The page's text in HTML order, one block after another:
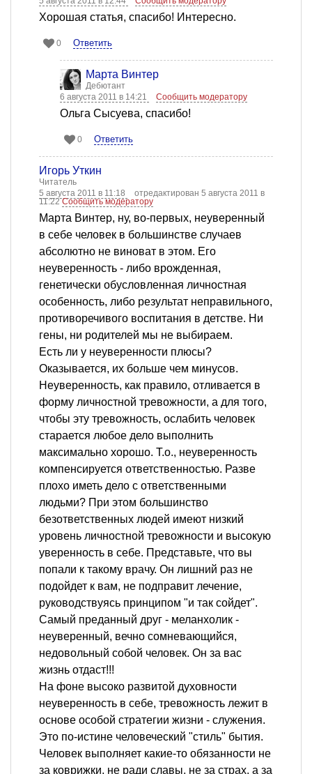
Хорошая статья, спасибо! Интересно.
0 Ответить
Марта Винтер
Дебютант
6 августа 2011 в 14:21
Сообщить модератору
Ольга Сысуева, спасибо!
0 Ответить
Игорь Уткин
Читатель
5 августа 2011 в 11:18
отредактирован 5 августа 2011 в
11:22Сообщить модератору
Марта Винтер, ну, во-первых, неуверенный
в себе человек в большинстве случаев
абсолютно не виноват в этом. Его
неуверенность - либо врожденная,
генетически обусловленная личностная
особенность, либо результат неправильного,
противоречивого воспитания в детстве. Ни
гены, ни родителей мы не выбираем.
Есть ли у неуверенности плюсы?
Оказывается, их больше чем минусов.
Неуверенность, как правило, отливается в
форму личностной тревожности, а для того,
чтобы эту тревожность, ослабить человек
старается любое дело выполнить
максимально хорошо. Т.о., неуверенность
компенсируется ответственностью. Разве
плохо иметь дело с ответственными
людьми? При этом большинство
безответственных людей имеют низкий
уровень личностной тревожности и высокую
уверенность в себе. Представьте, что вы
попали к такому врачу. Он лишний раз не
подойдет к вам, не подправит лечение,
руководствуясь принципом "и так сойдет".
Самый преданный друг - меланхолик -
неуверенный, вечно сомневающийся,
недовольный собой человек. Он за вас
жизнь отдаст!!!
На фоне высоко развитой духовности
неуверенность в себе, тревожность лежит в
основе особой стратегии жизни - служения.
Это по-истине человеческий "стиль" бытия.
Человек выполняет какие-то обязанности не
за коврижки, не ради славы, не за страх, а за